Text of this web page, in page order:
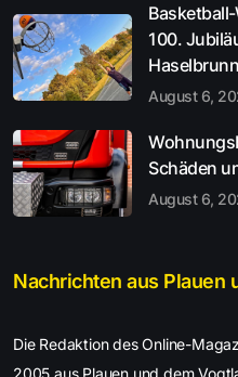
100.
Haselbrunn
August 6,
Schäden
August 6,
Nachrichten aus Plauen
Die Redaktion des Online-
2005 aus Plauen und dem